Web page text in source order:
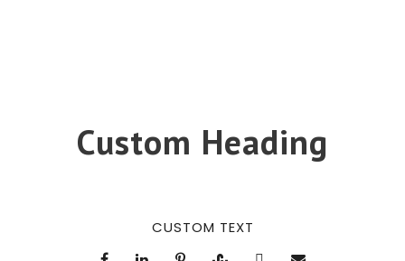
Custom Heading
CUSTOM TEXT